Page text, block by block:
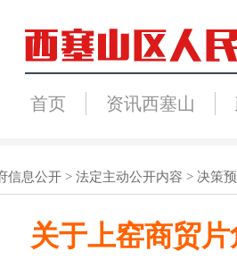
首页 资讯西塞山
信息公开 > 法定主动公开内容 > 决策
关于上窑商贸